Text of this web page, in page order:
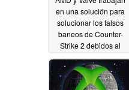
en una solución para
solucionar los falsos
baneos de Counter-
Strike 2 debidos al
Anti-Lag+10/14/2023